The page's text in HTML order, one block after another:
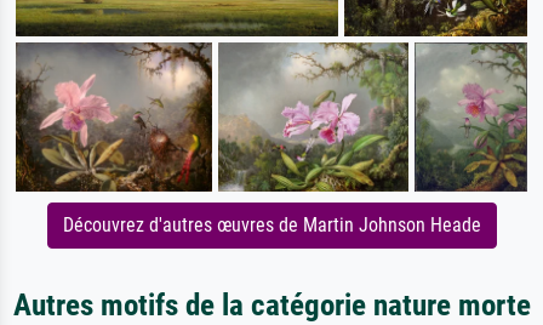
Découvrez d'autres œuvres de Martin Johnson Heade
Autres motifs de la catégorie nature morte